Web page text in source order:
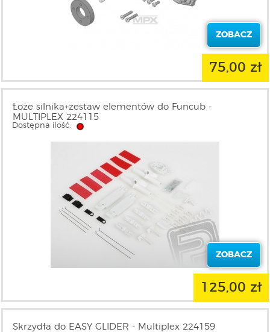
ZOBACZ
75,00 zł
Łoże silnika+zestaw elementów do Funcub -
MULTIPLEX 224115
Dostępna ilość:
ZOBACZ
125,00 zł
Skrzydła do EASY GLIDER - Multiplex 224159